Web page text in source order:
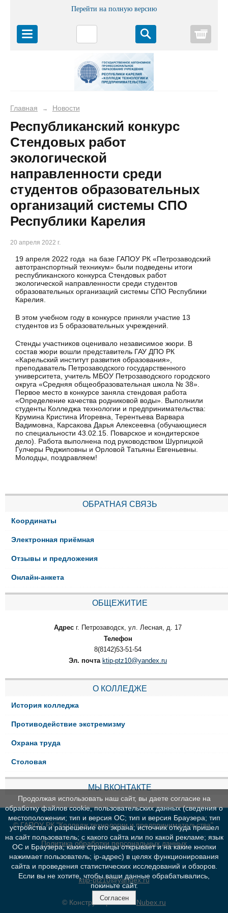
Перейти на полную версию
Главная → Новости
Республиканский конкурс
Стендовых работ
экологической
направленности среди
студентов образовательных
организаций системы СПО
Республики Карелия
20 апреля 2022 г.
19 апреля 2022 года на базе ГАПОУ РК «Петрозаводский
автотранспортный техникум» были подведены итоги
республиканского конкурса Стендовых работ
экологической направленности среди студентов
образовательных организаций системы СПО Республики
Карелия.
В этом учебном году в конкурсе приняли участие 13
студентов из 5 образовательных учреждений.
Стенды участников оценивало независимое жюри. В
состав жюри вошли представитель ГАУ ДПО РК
«Карельский институт развития образования»,
преподаватель Петрозаводского государственного
университета, учитель МБОУ Петрозаводского городского
округа «Средняя общеобразовательная школа № 38».
Первое место в конкурсе заняла стендовая работа
«Определение качества родниковой воды». Выполнили
студенты Колледжа технологии и предпринимательства:
Крумина Кристина Игоревна, Терентьева Варвара
Вадимовна, Карсакова Дарья Алексеевна (обучающиеся
по специальности 43.02.15. Поварское и кондитерское
дело). Работа выполнена под руководством Шурпицкой
Гулчеры Реджиповны и Орловой Татьяны Евгеньевны.
Молодцы, поздравляем!
ОБРАТНАЯ СВЯЗЬ
Координаты
Электронная приёмная
Отзывы и предложения
Онлайн-анкета
ОБЩЕЖИТИЕ
Адрес г. Петрозаводск, ул. Лесная, д. 17
Телефон
8(8142)53-51-54
Эл. почта ktip-ptz10@yandex.ru
О КОЛЛЕДЖЕ
История колледжа
Противодействие экстремизму
Охрана труда
Столовая
МЫ ВКОНТАКТЕ
© ГАПОУ РК "Колледж технологии и предпринимательства"
Политика обработки персональных данных
ktip-ptz10@yandex.ru
© Конструктор сайтовNubex.ru
Продолжая использовать наш сайт, вы даете согласие на
обработку файлов cookie, пользовательских данных (сведения о
местоположении; тип и версия ОС; тип и версия Браузера; тип
устройства и разрешение его экрана; источник откуда пришел
на сайт пользователь; с какого сайта или по какой рекламе; язык
ОС и Браузера; какие страницы открывает и на какие кнопки
нажимает пользователь; ip-адрес) в целях функционирования
сайта и проведения статистических исследований и обзоров.
Если вы не хотите, чтобы ваши данные обрабатывались,
покиньте сайт.
Согласен